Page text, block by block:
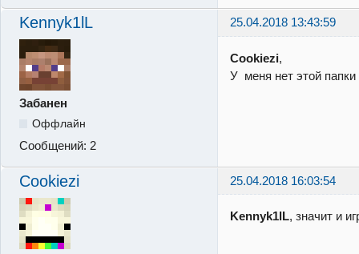
Kennyk1lL 25.04.2018 13:43:59
Забанен
Оффлайн
Сообщений: 2
Cookiezi,
У меня нет этой папки
Cookiezi 25.04.2018 16:03:54
Kennyk1lL, значит и